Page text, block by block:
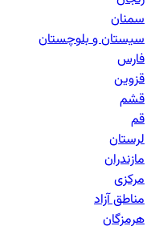
سمنان
سیستان و بلوچستان
فارس
قزوین
قشم
قم
لرستان
مازندران
مرکزی
مناطق آزاد
هرمزگان